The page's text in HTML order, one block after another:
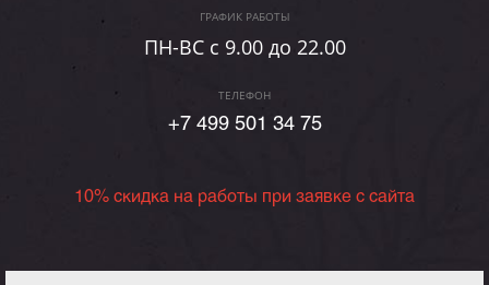
ГРАФИК РАБОТЫ
ПН-ВC c 9.00 до 22.00
ТЕЛЕФОН
+7 499 501 34 75
10% скидка на работы при заявке с сайта